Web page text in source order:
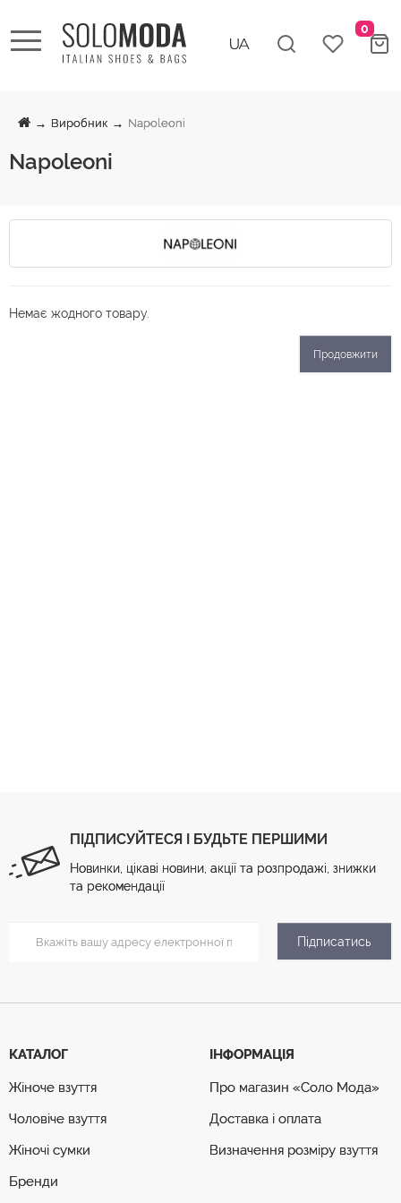
0
Виробник Napoleoni
Napoleoni
Немає жодного товару.
Продовжити
ПІДПИСУЙТЕСЯ І БУДЬТЕ ПЕРШИМИ
Новинки, цікаві новини, акції та розпродажі, знижки
та рекомендації
Підписатись
КАТАЛОГ
Жіноче взуття
Чоловіче взуття
Жіночі сумки
Бренди
ІНФОРМАЦІЯ
Про магазин «Соло Мода»
Доставка і оплата
Визначення розміру взуття